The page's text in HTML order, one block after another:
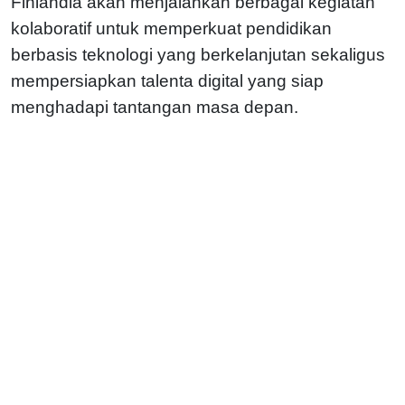
kolaboratif untuk memperkuat pendidikan
berbasis teknologi yang berkelanjutan sekaligus
mempersiapkan talenta digital yang siap
menghadapi tantangan masa depan.